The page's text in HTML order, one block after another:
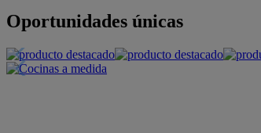
Oportunidades únicas